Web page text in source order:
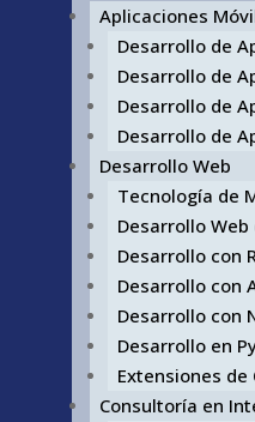
Aplicaciones
Desarrollo de
Desarrollo de
Desarrollo de
Desarrollo de
Desarrollo Web
Tecnología de
Desarrollo
Desarrollo con
Desarrollo con
Desarrollo con
Desarrollo en
Extensiones de
Consultoría en